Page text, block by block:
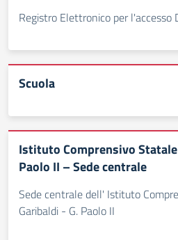
Registro Elettronico per l'accesso
Scuola
Istituto Comprensivo Statale
Paolo II – Sede centrale
Sede centrale dell' Istituto
Garibaldi - G. Paolo II